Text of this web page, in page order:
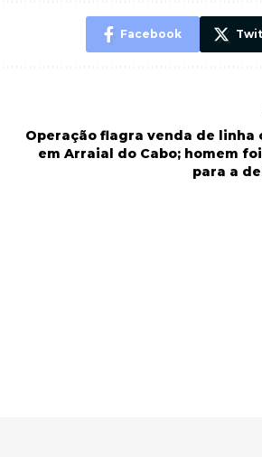
Facebook
Operação flagra venda de linha
em Arraial do Cabo; homem
para a